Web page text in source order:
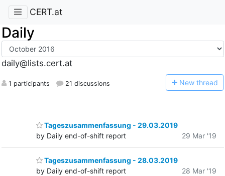
CERT.at
Daily
daily@lists.cert.at
1 participants 21 discussions New thread
Tageszusammenfassung - 29.03.2019
by Daily end-of-shift report
29 Mar '19
Tageszusammenfassung - 28.03.2019
by Daily end-of-shift report
28 Mar '19